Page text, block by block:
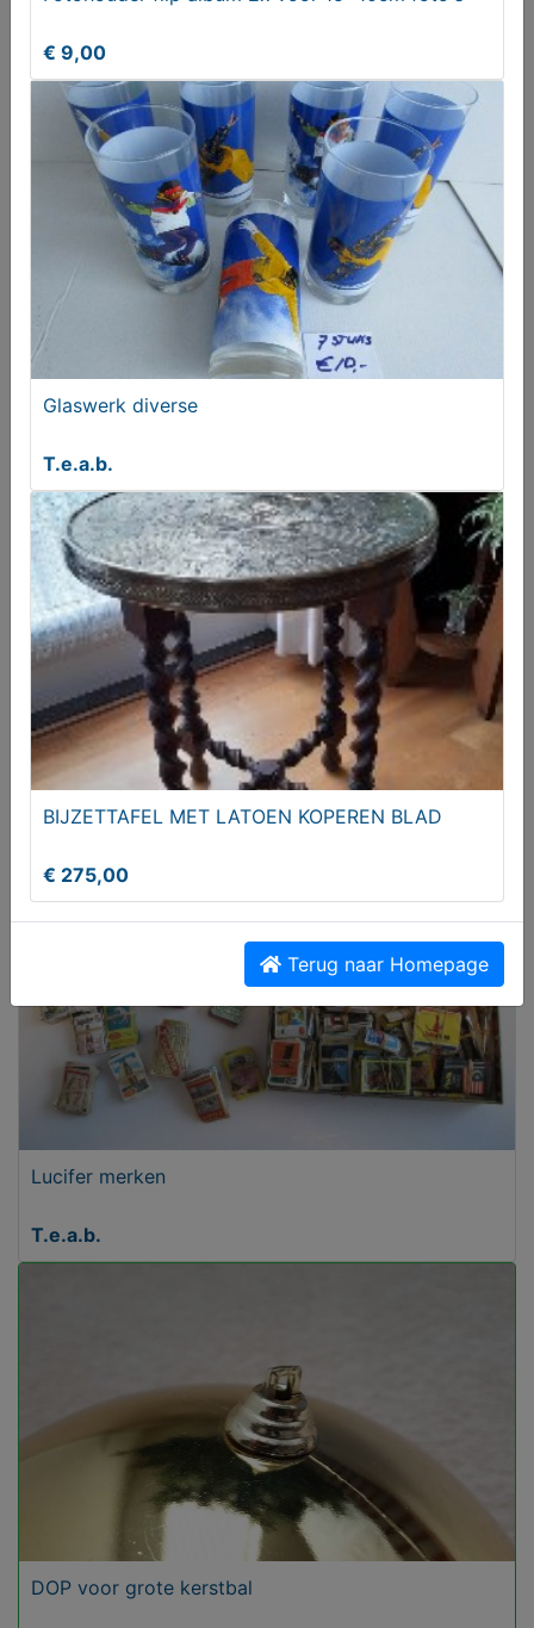
2 verschillende tafelkleden om te borduren.
T.e.a.b.
12x Biervracht auto's Unieke collectors verzameling
metaal
€ 325,00
Lucifer merken
T.e.a.b.
DOP voor grote kerstbal
€ 9,00
Glaswerk diverse
T.e.a.b.
BIJZETTAFEL MET LATOEN KOPEREN BLAD
€ 275,00
Terug naar Homepage